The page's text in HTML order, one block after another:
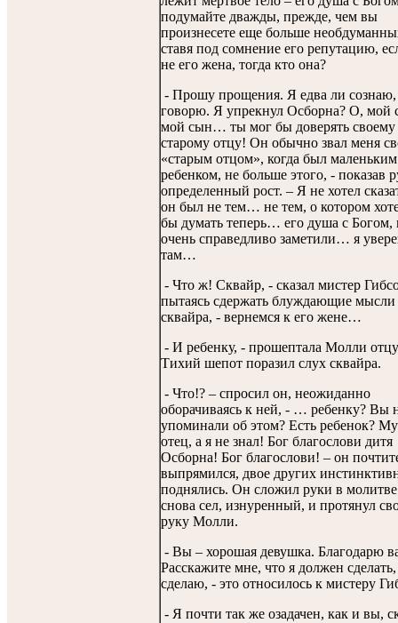
подумайте дважды, прежде, чем вы
произнесете еще больше
ставя под сомнение его репутацию,
не его жена, тогда кто она?
- Прошу прощения. Я едва ли сознаю,
говорю. Я упрекнул Осборна? О, мой
мой сын… ты мог бы доверять своему
старому отцу! Он обычно звал меня
«старым отцом», когда был маленьким
ребенком, не больше этого, - показав
определенный рост. – Я не хотел
он был не тем… не тем, о котором
бы думать теперь… его душа с Богом,
очень справедливо заметили… я
там…
- Что ж! Сквайр, - сказал мистер
пытаясь сдержать блуждающие мысли
сквайра, - вернемся к его жене…
- И ребенку, - прошептала Молли
Тихий шепот поразил слух сквайра.
- Что!? – спросил он, неожиданно
оборачиваясь к ней, - … ребенку? Вы
упоминали об этом? Есть ребенок?
отец, а я не знал! Бог благослови дитя
Осборна! Бог благослови! – он
выпрямился, двое других
поднялись. Он сложил руки в
снова сел, изнуренный, и протянул
руку Молли.
- Вы – хорошая девушка. Благодарю
Расскажите мне, что я должен
сделаю, - это относилось к мистеру
- Я почти так же озадачен, как и вы,